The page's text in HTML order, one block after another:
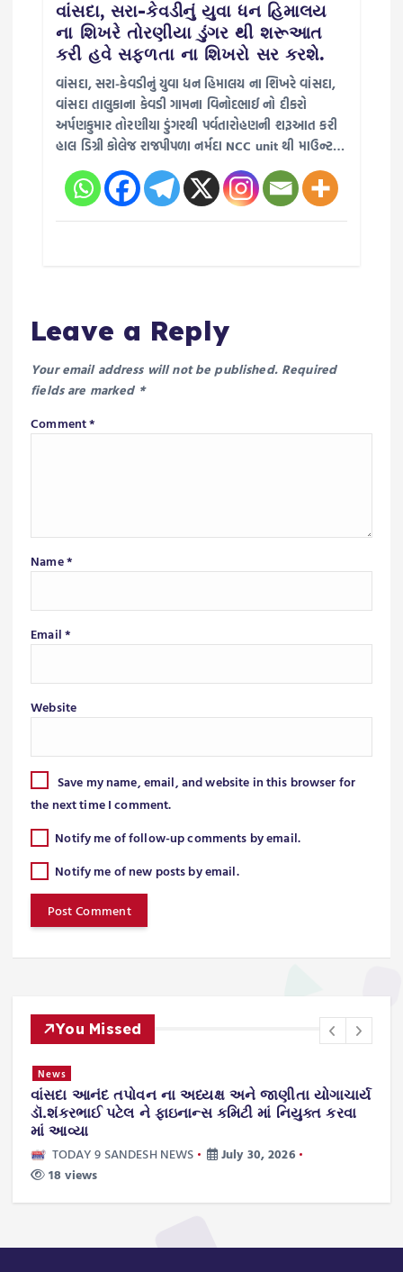
વાંસદા, સરા-કેવડીનું યુવા ધન હિમાલય
ના શિખરે તોરણીયા ડુંગર થી શરૂઆત
કરી હવે સફળતા ના શિખરો સર કરશે.
વાંસદા, સરા-કેવડીનું યુવા ધન હિમાલય ના શિખરે વાંસદા,
વાંસદા તાલુકાના કેવડી ગામના વિનોદભાઈ નો દીકરો
અર્પણકુમાર તોરણીયા ડુંગરથી પર્વતારોહણની શરૂઆત કરી
હાલ ડિગ્રી કોલેજ રાજપીપળા નર્મદા NCC unit થી માઉન્ટ…
Leave a Reply
Your email address will not be published. Required
fields are marked *
Comment*
Name*
Email*
Website
Save my name, email, and website in this browser for
the next time I comment.
Notify me of follow-up comments by email.
Notify me of new posts by email.
You Missed
News
વાંસદા આનંદ તપોવન ના અધ્યક્ષ અને જાણીતા યોગાચાર્ય
ડૉ.શંકરભાઈ પટેલ ને ફાઇનાન્સ કમિટી માં નિયુક્ત કરવા
માં આવ્યા
TODAY 9 SANDESH NEWS
July 30, 2026
18 views